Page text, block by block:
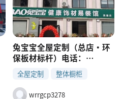
兔宝宝全屋定制（总店・环
保板材标杆）电话：
15192510666地址：烟青一
级路 211 号（信特广场附
近）主营：衣柜、橱柜、榻
全屋定制
整体橱柜
酒柜
wrrgcp3278